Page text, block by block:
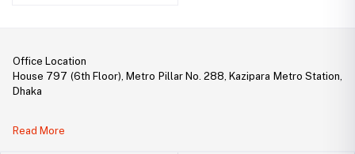
Office Location
House 797 (6th Floor), Metro Pillar No. 288, Kazipara Metro Station,
Dhaka
DBID Number: 500094450
Read More